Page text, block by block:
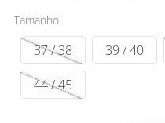
Tamanho
37 / 38 39 / 40
44 / 45